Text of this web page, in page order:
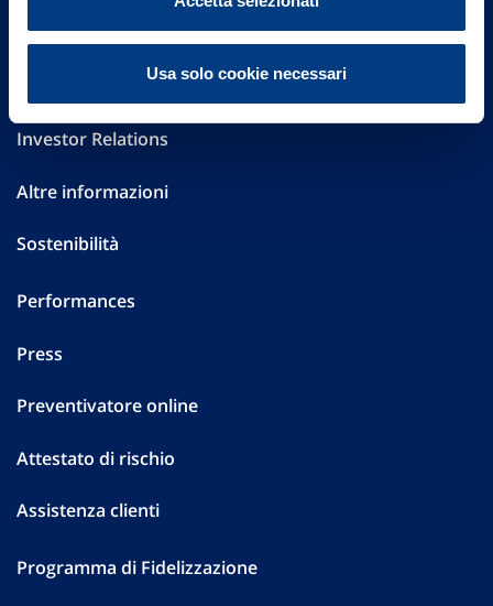
Usa solo cookie necessari
FAQ
Investor Relations
Altre informazioni
Sostenibilità
Performances
Press
Preventivatore online
Attestato di rischio
Assistenza clienti
Programma di Fidelizzazione